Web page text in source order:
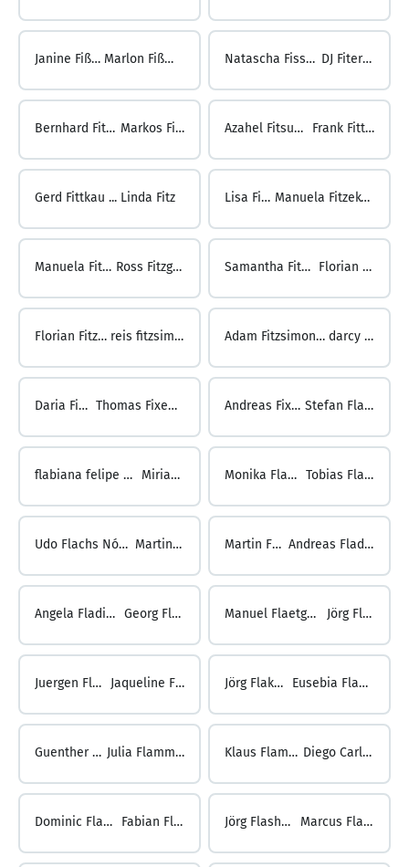
Janine Fiß ... Marlon Fißmer Natascha Fissmer ... DJ Fiterman
Bernhard Fitger ... Markos Fitsos Azahel Fitsume ... Frank Fittkau
Gerd Fittkau ... Linda Fitz Lisa Fitz ... Manuela Fitzek-Kuhle
Manuela Fitzek ... Ross Fitzgerald Samantha FitzGerald ... Florian Fitzner
Florian Fitzner ... reis fitzsimmons Adam Fitzsimons ... darcy fix
Daria Fix ... Thomas Fixemer Andreas Fixl ... Stefan Flabb
flabiana felipe madeira flabi ... Miriam Flach Monika Flach ... Tobias Flachs
Udo Flachs Nóbrega ... Martin Flad Martin Flad ... Andreas Fladischer
Angela Fladischer ... Georg Flätgen Manuel Flaetgen ... Jörg Flaig
Juergen Flaig ... Jaqueline Flake Jörg Flake ... Eusebia Flamm
Guenther Flamm ... Julia Flammersberger Klaus Flammersberger ... Diego Carlos FLANNERY
Dominic Flannery ... Fabian Flashar Jörg Flashar ... Marcus Flatau